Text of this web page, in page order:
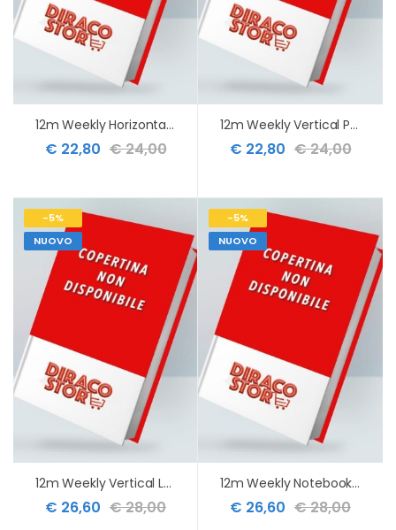
12m Weekly Horizontal Pocket Black Hard 2027
€ 22,80 € 24,00
12m Weekly Vertical Pocket Black Hard 2027
€ 22,80 € 24,00
-5%
NUOVO
12m Weekly Vertical Large Black Hard 2027
€ 26,60 € 28,00
-5%
NUOVO
12m Weekly Notebook Large Myrtle Green Hard 2027
€ 26,60 € 28,00